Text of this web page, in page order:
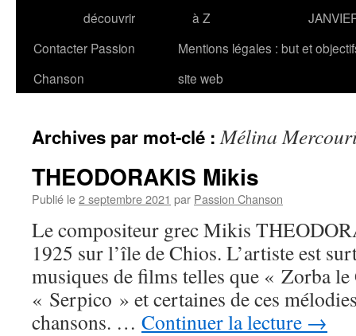
découvrir
à Z
Contacter Passion
Chanson
Mentions légales : but et
site web
Archives par mot-clé :Mélina
THEODORAKIS Mikis
Publié le2 septembre 2021 par Passion Chanson
Le compositeur grec Mikis
1925 sur l’île de Chios. L’artiste est
musiques de films telles que « Zorba
« Serpico » et certaines de ces
chansons. … Continuer la lecture →